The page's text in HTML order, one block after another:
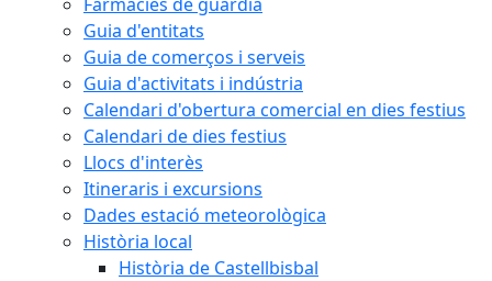
Guia d'entitats
Guia de comerços i serveis
Guia d'activitats i indústria
Calendari d'obertura comercial en dies festius
Calendari de dies festius
Llocs d'interès
Itineraris i excursions
Dades estació meteorològica
Història local
Història de Castellbisbal